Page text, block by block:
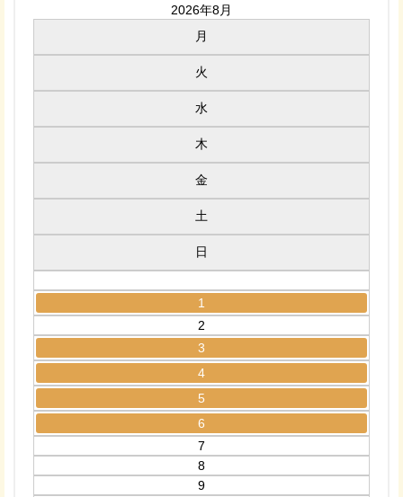
2026年8月
月
火
水
木
金
土
日
1
2
3
4
5
6
7
8
9